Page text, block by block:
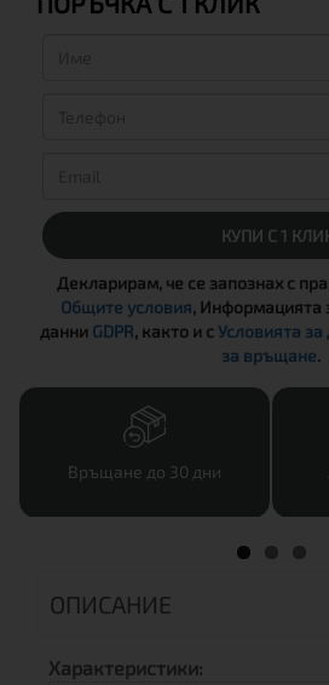
КУПИ С 1
Декларирам, че се запознах с
Общите условия, Информацията
данни GDPR, както и сУсловията за
за връщане.
Връщане до 30 дни
ОПИСАНИЕ
Характеристики: